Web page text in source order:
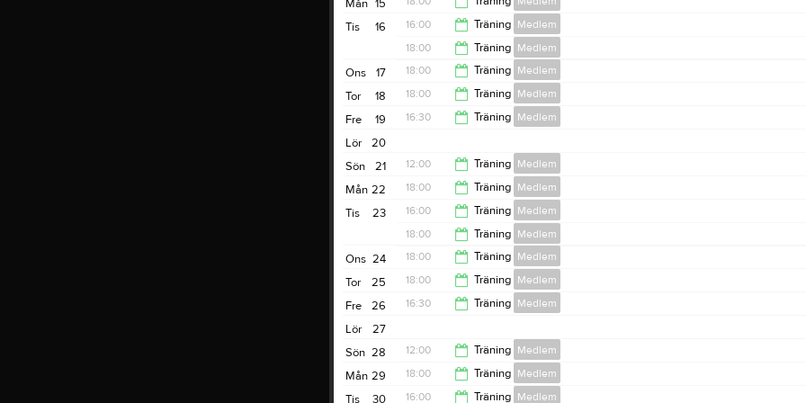
13:30
15
Mån
20:00
16
Tis 16:00 Träning Medlem
18:00
18:00 Träning Medlem
19:30
17
Ons 18:00 Träning Medlem
20:00
18
Tor 18:00 Träning Medlem
19
Fre 16:30 Träning Medlem
18:30
20
Lör
21
Sön 12:00 Träning Medlem
13:30
22
Mån 18:00 Träning Medlem
20:00
23
Tis 16:00 Träning Medlem
18:00
18:00 Träning Medlem
19:30
24
Ons 18:00 Träning Medlem
20:00
25
Tor 18:00 Träning Medlem
26
Fre 16:30 Träning Medlem
18:30
27
Lör
28
Sön 12:00 Träning Medlem
13:30
29
Mån 18:00 Träning Medlem
30
Tis 16:00 Träning Medlem